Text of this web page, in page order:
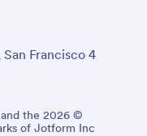
San Francisco
and the
of Jotform Inc.